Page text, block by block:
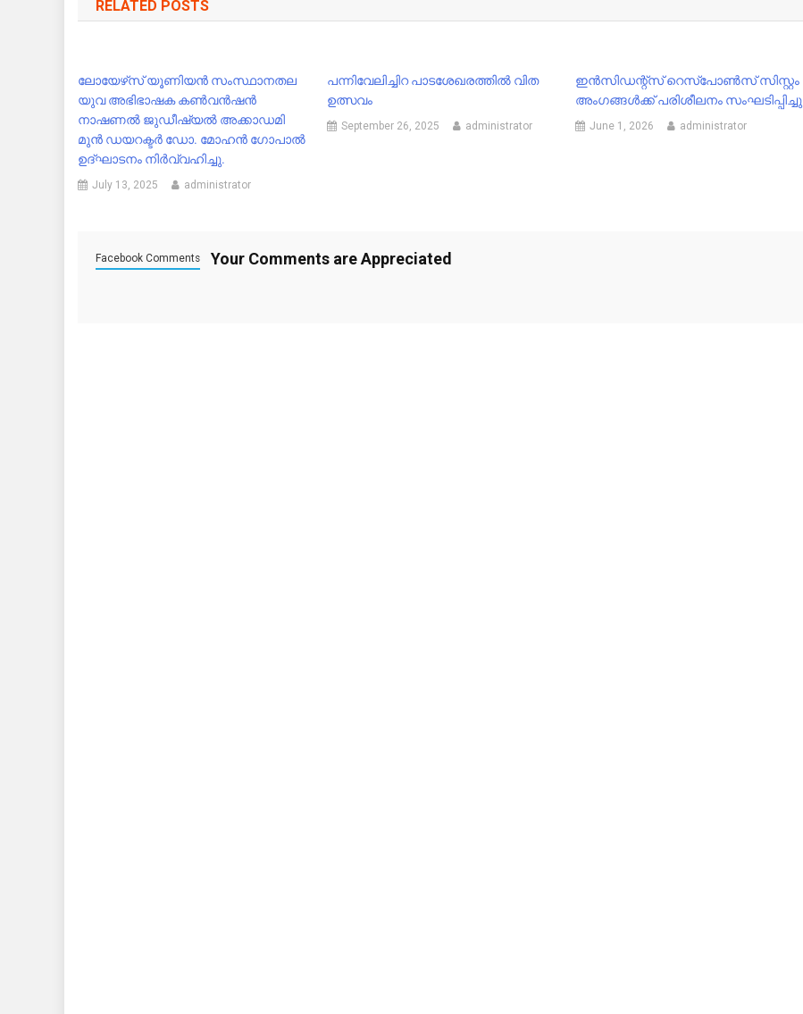
RELATED POSTS
ലോയേഴ്‌സ് യൂണിയൻ സംസ്ഥാനതല
യുവ അഭിഭാഷക കൺവൻഷൻ
നാഷണൽ ജുഡീഷ്യൽ അക്കാഡമി
മുൻ ഡയറക്ടർ ഡോ. മോഹൻ ഗോപാൽ
ഉദ്ഘാടനം നിർവ്വഹിച്ചു.
July 13, 2025 administrator
പന്നിവേലിച്ചിറ പാടശേഖരത്തിൽ വിത
ഉത്സവം
September 26, 2025 administrator
ഇൻസിഡന്റ്സ് റെസ്പോൺസ് സിസ്റ്റം
അംഗങ്ങൾക്ക് പരിശീലനം സംഘടിപ്പിച്ചു
June 1, 2026 administrator
Your Comments are Appreciated
Facebook Comments